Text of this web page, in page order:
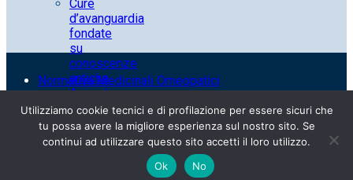
Cure
d’avanguardia
fondate
su
conoscenze
antiche
Azienda
a
vocazione
sociale
Normativa Medicinali Omeopatici
Resi e Spedizioni
Termini e condizioni
Whistleblowing
Utilizziamo cookie tecnici e di profilazione per essere sicuri che
tu possa avere la migliore esperienza sul nostro sito. Se
continui ad utilizzare questo sito accetti il loro utilizzo.
Ok
No